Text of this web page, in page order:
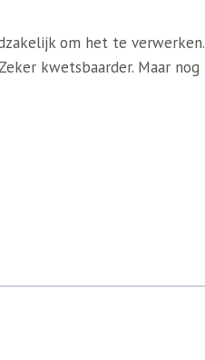
om het te verwerken.
kwetsbaarder. Maar nog